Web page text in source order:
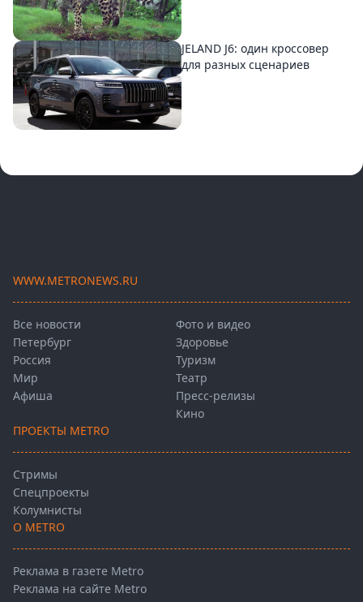
JELAND J6: один кроссовер
для разных сценариев
WWW.METRONEWS.RU
Все новости
Петербург
Россия
Мир
Афиша
Фото и видео
Здоровье
Туризм
Театр
Пресс-релизы
Кино
ПРОЕКТЫ METRO
Стримы
Спецпроекты
Колумнисты
О METRO
Реклама в газете Metro
Реклама на сайте Metro